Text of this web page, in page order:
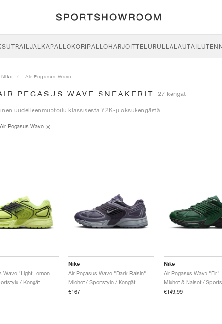
TRAILJALKAPALLOKORIPALLOHARJOITTELU RULLALAUTAILU
Nike Air Pegasus Wave
PEGASUS WAVE SNEAKERIT 27 kengät
uudelleenmuotoilu klassisesta Y2K-juoksukengästä.
Air Pegasus Wave
/ Kengät
Nike
Air Pegasus Wave "Dark Raisin"
Miehet / Sportstyle / Kengät
€167
Nike
Air Pegasus Wave "Fir"
€149,99